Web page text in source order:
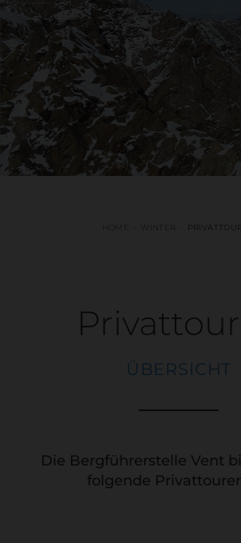
WINTER
ÜBERSICHT
Die Bergführerstelle Vent
folgende